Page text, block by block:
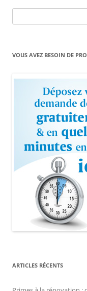
VOUS AVEZ BESOIN DE
ARTICLES RÉCENTS